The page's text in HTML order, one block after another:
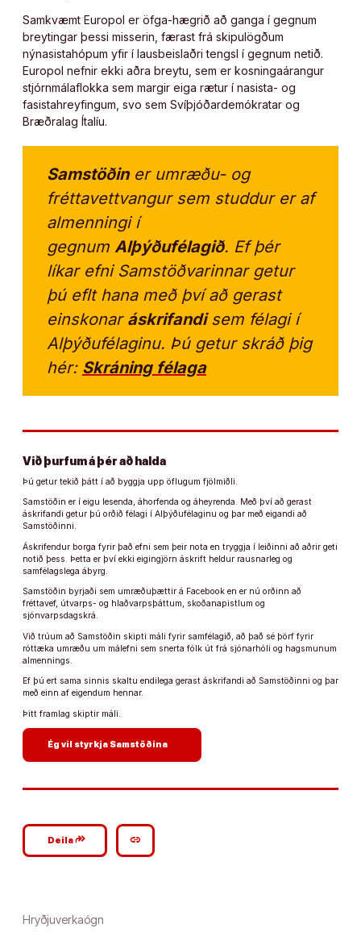
Samkvæmt Europol er öfga-hægrið að ganga í gegnum
breytingar þessi misserin, færast frá skipulögðum
nýnasistahópum yfir í lausbeislaðri tengsl í gegnum netið.
Europol nefnir ekki aðra breytu, sem er kosningaárangur
stjórnmálaflokka sem margir eiga rætur í nasista- og
fasistahreyfingum, svo sem Svíþjóðardemókratar og
Bræðralag Ítalíu.
Samstöðiner umræðu- og
fréttavettvangur sem studdur er af
almenningi í
gegnum Alþýðufélagið. Ef þér
líkar efni Samstöðvarinnar getur
þú eflt hana með því að gerast
einskonar áskrifandisem félagi í
Alþýðufélaginu. Þú getur skráð þig
hér: Skráning félaga
Við þurfum á þér að halda
Þú getur tekið þátt í að byggja upp öflugum fjölmiðli.
Samstöðin er í eigu lesenda, áhorfenda og áheyrenda. Með því að gerast
áskrifandi getur þú orðið félagi í Alþýðufélaginu og þar með eigandi að
Samstöðinni.
Áskrifendur borga fyrir það efni sem þeir nota en tryggja í leiðinni að aðrir geti
notið þess. Þetta er því ekki eigingjörn áskrift heldur rausnarleg og
samfélagslega ábyrg.
Samstöðin byrjaði sem umræðuþættir á Facebook en er nú orðinn að
fréttavef, útvarps- og hlaðvarpsþáttum, skoðanapistlum og
sjónvarpsdagskrá.
Við trúum að Samstöðin skipti máli fyrir samfélagið, að það sé þörf fyrir
róttæka umræðu um málefni sem snerta fólk út frá sjónarhóli og hagsmunum
almennings.
Ef þú ert sama sinnis skaltu endilega gerast áskrifandi að Samstöðinni og þar
með einn af eigendum hennar.
Þitt framlag skiptir máli.
Ég vil styrkja Samstöðina
Deilagoogle_plus_reshare link
Hryðjuverkaógn